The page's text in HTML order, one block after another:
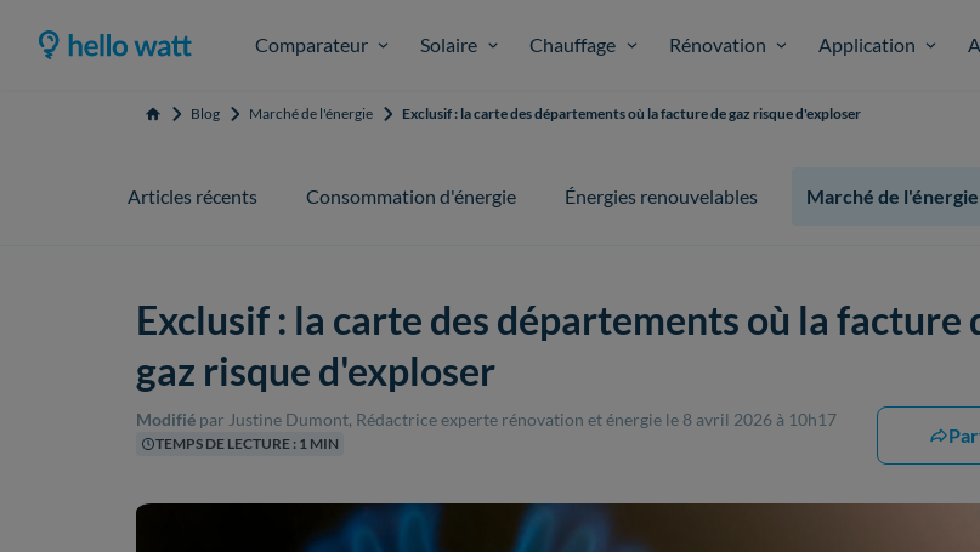
Comparateur Solaire Chauffage Rénovation Application
Accueil Blog Marché de l'énergie Exclusif : la carte des départements où la facture de gaz risque d'exploser
Articles récents Consommation d'énergie Énergies renouvelables Marché de l'énergie
Exclusif : la carte des départements où la facture
gaz risque d'exploser
Modifié par Justine Dumont, Rédactrice experte rénovation et énergie le 8 avril 2026 à 10h17
TEMPS DE LECTURE : 1 MIN